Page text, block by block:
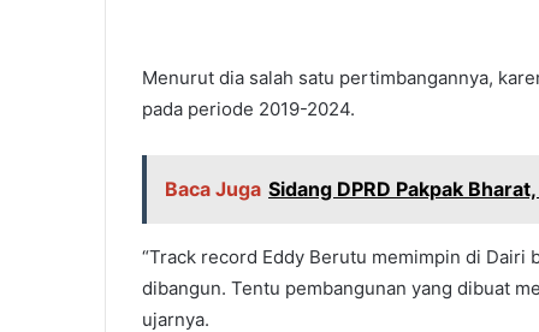
Menurut dia salah satu pertimbangannya,
pada periode 2019-2024.
Baca Juga Sidang DPRD Pakpak
“Track record Eddy Berutu memimpin di Dairi
dibangun. Tentu pembangunan yang dibuat
ujarnya.